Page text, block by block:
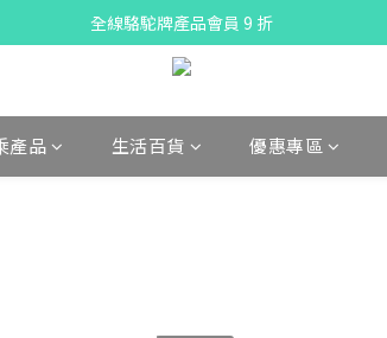
X Pay ！  新註冊用戶首單滿$80 即減$30
全線駱駝牌產品會員 9 折
購物折實滿$300可享免運費
X Pay ！  新註冊用戶首單滿$80 即減$30
產品 生活百貨 優惠專區